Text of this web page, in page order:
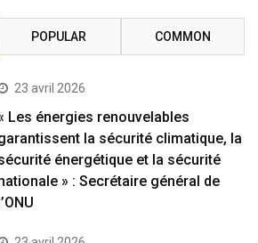
POPULAR COMMON
23 avril 2026
Les énergies renouvelables
la sécurité climatique, la
énergétique et la sécurité
» : Secrétaire général de
l’ONU